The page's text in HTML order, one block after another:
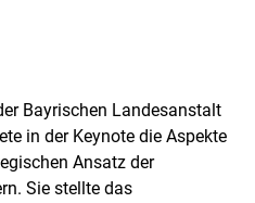
Bayrischen Landesanstalt
in der Keynote die Aspekte
Ansatz der
Sie stellte das